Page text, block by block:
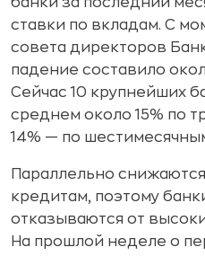
ставки по вкладам. С
совета директоров
падение составило
Сейчас 10 крупнейших
среднем около 15% по
14% — по
Параллельно
кредитам, поэтому
отказываются от
На прошлой неделе о